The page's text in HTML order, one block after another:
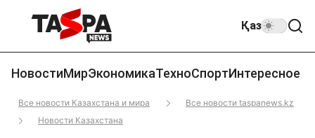
Қаз
НовостиМирЭкономикаТехноСпортИнтересное
Все новости Казахстана и мира
Все новости taspanews.kz
Новости Казахстана